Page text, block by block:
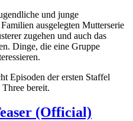
und junge
ausgelegten Mutterserie
zugehen und auch das
Dinge, die eine Gruppe
Episoden der ersten Staffel
bereit.
(Official)